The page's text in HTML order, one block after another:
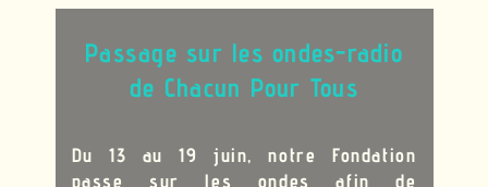
Passage sur les ondes-radio
de Chacun Pour Tous
Du 13 au 19 juin, notre Fondation
passe sur les ondes afin de